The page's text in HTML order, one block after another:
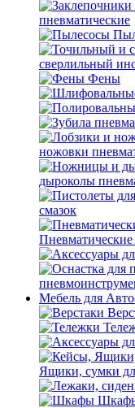
пневматические
сверлильный
Фены
ножовки
дыроколы
смазок
Мебель для
Ящики, сумки